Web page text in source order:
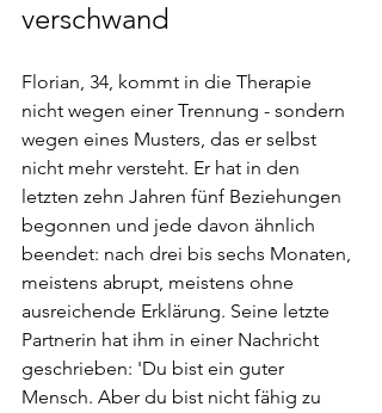
verschwand
Florian, 34, kommt in die Therapie
nicht wegen einer Trennung - sondern
wegen eines Musters, das er selbst
nicht mehr versteht. Er hat in den
letzten zehn Jahren fünf Beziehungen
begonnen und jede davon ähnlich
beendet: nach drei bis sechs Monaten,
meistens abrupt, meistens ohne
ausreichende Erklärung. Seine letzte
Partnerin hat ihm in einer Nachricht
geschrieben: 'Du bist ein guter
Mensch. Aber du bist nicht fähig zu